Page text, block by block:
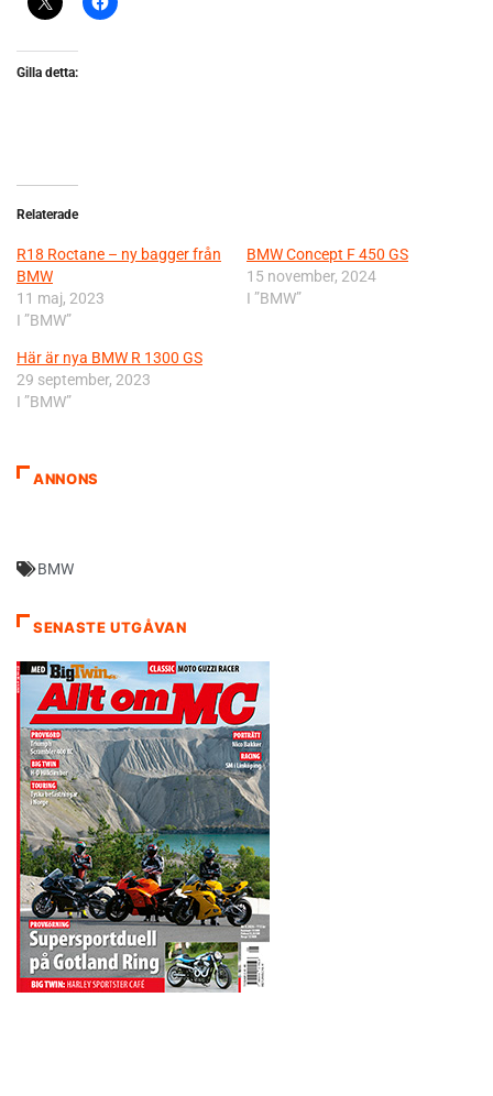
Gilla detta:
Relaterade
R18 Roctane – ny bagger från
BMW
11 maj, 2023
I ”BMW”
BMW Concept F 450 GS
15 november, 2024
I ”BMW”
Här är nya BMW R 1300 GS
29 september, 2023
I ”BMW”
ANNONS
BMW
SENASTE UTGÅVAN